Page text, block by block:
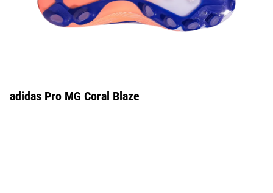
adidas Pro MG Coral Blaze